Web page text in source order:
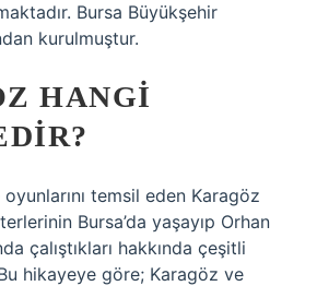
Bursa Büyükşehir
kurulmuştur.
HANGI
temsil eden Karagöz
Bursa’da yaşayıp Orhan
çalıştıkları hakkında çeşitli
hikayeye göre; Karagöz ve